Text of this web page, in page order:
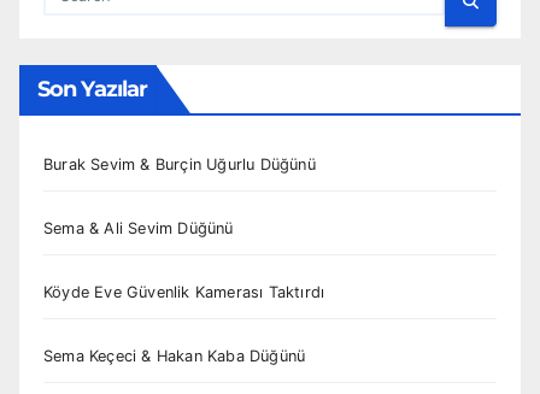
Son Yazılar
Burak Sevim & Burçin Uğurlu Düğünü
Sema & Ali Sevim Düğünü
Köyde Eve Güvenlik Kamerası Taktırdı
Sema Keçeci & Hakan Kaba Düğünü